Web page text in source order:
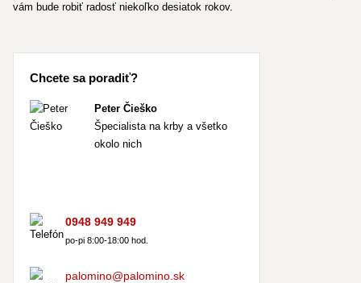
vám bude robiť radosť niekoľko desiatok rokov.
Chcete sa poradiť?
Peter Čieško
Špecialista na krby a všetko
okolo nich
0948 949 949
po-pi 8:00-18:00 hod.
palomino@palomino.sk